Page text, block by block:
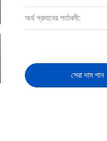
অর্থ প্রদানের শর্তাবলী:
সেরা দাম পান